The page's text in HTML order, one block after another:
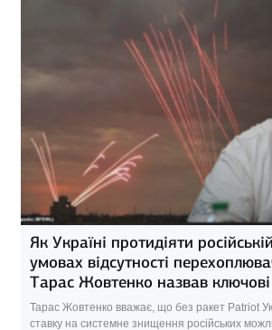
Як Україні протидіяти
умовах відсутності
Тарас Жовтенко назвав
Тарас Жовтенко вважає, що без ракет Patriot
ставку на системне знищення російських